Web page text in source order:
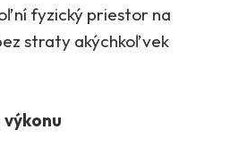
fyzický priestor na
straty akýchkoľvek